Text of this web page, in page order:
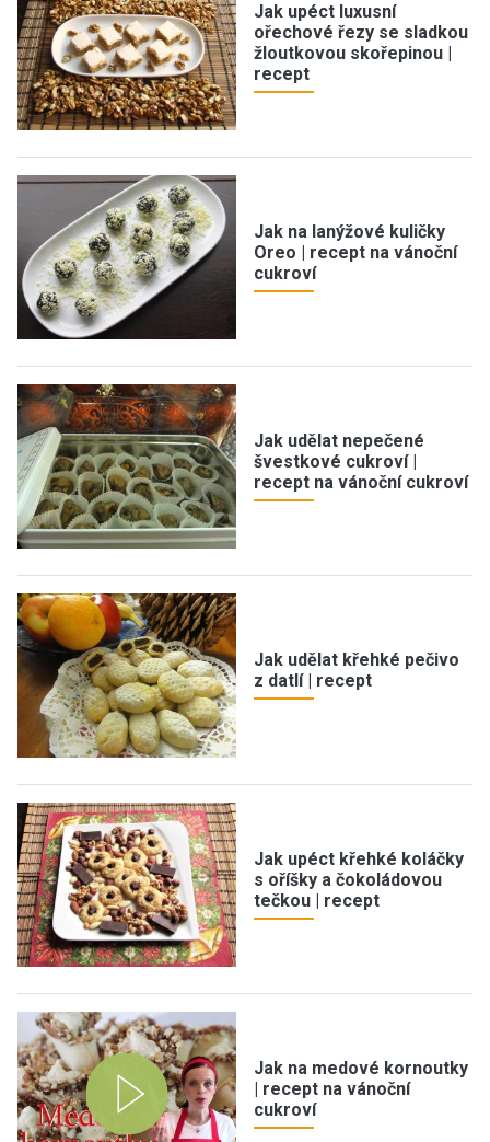
Jak upéct luxusní
ořechové řezy se sladkou
žloutkovou skořepinou |
recept
Jak na lanýžové kuličky
Oreo | recept na vánoční
cukroví
Jak udělat nepečené
švestkové cukroví |
recept na vánoční cukroví
Jak udělat křehké pečivo
z datlí | recept
Jak upéct křehké koláčky
s oříšky a čokoládovou
tečkou | recept
Jak na medové kornoutky
| recept na vánoční
cukroví